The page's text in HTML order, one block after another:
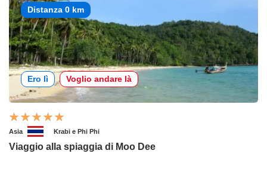
Distanza 0 km
Ero lì Voglio andare là
Asia Krabi e Phi Phi
Viaggio alla spiaggia di Moo Dee